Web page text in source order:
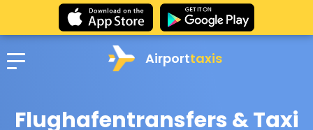
Airporttaxis
Flughafentransfers & Taxi